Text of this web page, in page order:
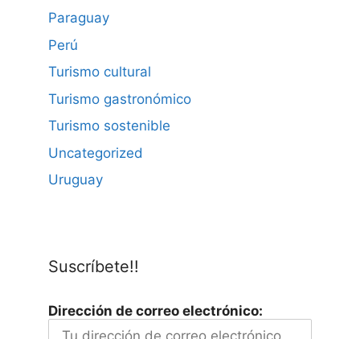
Paraguay
Perú
Turismo cultural
Turismo gastronómico
Turismo sostenible
Uncategorized
Uruguay
Suscríbete!!
Dirección de correo electrónico: